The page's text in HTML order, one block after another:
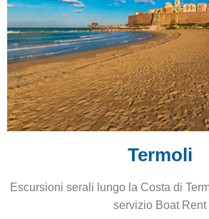
Termoli
Escursioni serali lungo la Costa di
servizio Boat Rent